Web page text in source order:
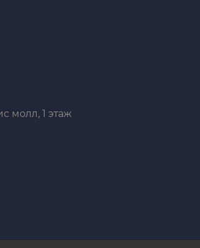
молл, 1 этаж